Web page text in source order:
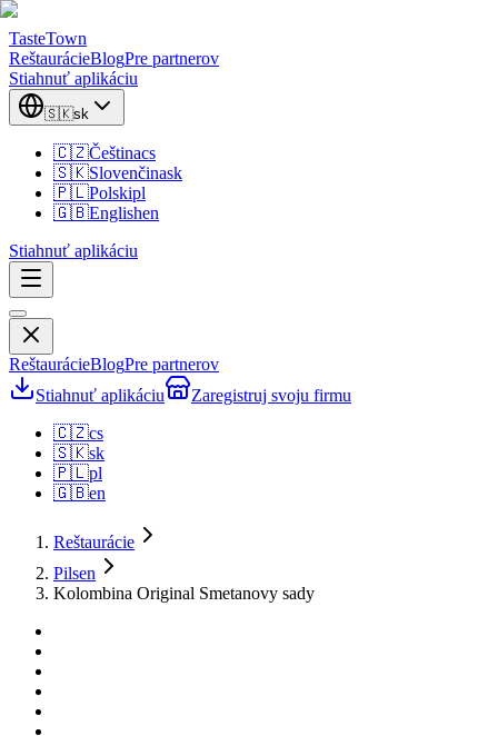
TasteTown
ReštaurácieBlogPre partnerov
Stiahnuť aplikáciu
🇸🇰sk
🇨🇿Češtinacs
🇸🇰Slovenčinask
🇵🇱Polskipl
🇬🇧Englishen
Stiahnuť aplikáciu
ReštaurácieBlogPre partnerov
Stiahnuť aplikáciu
Zaregistruj svoju firmu
🇨🇿cs
🇸🇰sk
🇵🇱pl
🇬🇧en
Reštaurácie
Pilsen
Kolombina Original Smetanovy sady